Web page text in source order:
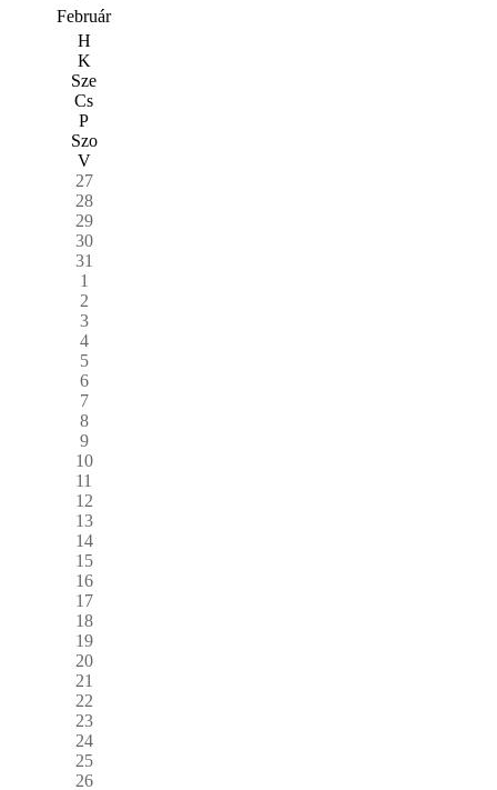
Február
H
K
Sze
Cs
P
Szo
V
27
28
29
30
31
1
2
3
4
5
6
7
8
9
10
11
12
13
14
15
16
17
18
19
20
21
22
23
24
25
26